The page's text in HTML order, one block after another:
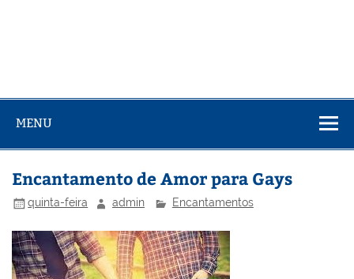
MENU
Encantamento de Amor para Gays
quinta-feira admin Encantamentos